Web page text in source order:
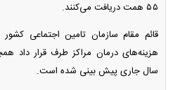
۵۵ همت دریافت می‌کنند.
هزینه‌های درمان مراکز طرف قرار داد
سال جاری پیش بینی شده است.